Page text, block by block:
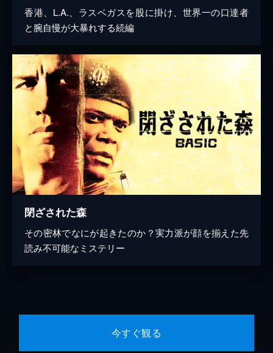
香港、L.A.、ラスベガスを股に掛け、世界一の口達者
と腕自慢が大暴れする続編
閉ざされた森
その密林でなにが起きたのか？実力派が顔を揃えた先
読み不可能なミステリー
今すぐ観る